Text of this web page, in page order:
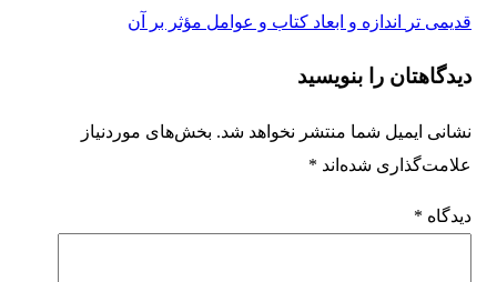
قدیمی تر
اندازه و ابعاد کتاب و عوامل مؤثر بر آن
دیدگاهتان را بنویسید
نشانی ایمیل شما منتشر نخواهد شد. بخش‌های موردنیاز
علامت‌گذاری شده‌اند *
دیدگاه *